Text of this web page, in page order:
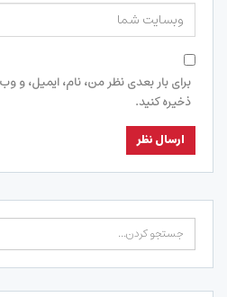
برای بار بعدی نظر من، نام، ایمیل، و
ذخیره کنید.